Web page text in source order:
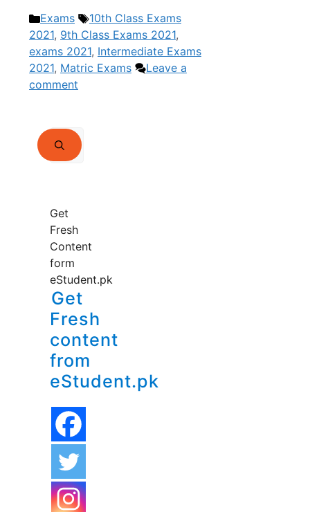
Categories
Exams Tags
10th Class Exams
2021, 9th Class Exams 2021,
exams 2021, Intermediate Exams
2021, Matric Exams
Leave a
comment
Search
for:
Get
Fresh
Content
form
eStudent.pk
Get
Fresh
content
from
eStudent.pk